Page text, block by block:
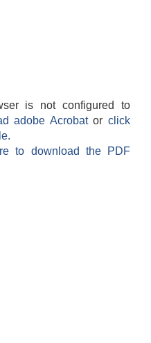
is not configured to
adobe Acrobatorclick
to download the PDF